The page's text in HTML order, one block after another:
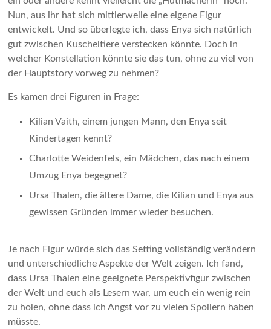
Nun, aus ihr hat sich mittlerweile eine eigene Figur
entwickelt. Und so überlegte ich, dass Enya sich natürlich
gut zwischen Kuscheltiere verstecken könnte. Doch in
welcher Konstellation könnte sie das tun, ohne zu viel von
der Hauptstory vorweg zu nehmen?
Es kamen drei Figuren in Frage:
Kilian Vaith, einem jungen Mann, den Enya seit
Kindertagen kennt?
Charlotte Weidenfels, ein Mädchen, das nach einem
Umzug Enya begegnet?
Ursa Thalen, die ältere Dame, die Kilian und Enya aus
gewissen Gründen immer wieder besuchen.
Je nach Figur würde sich das Setting vollständig verändern
und unterschiedliche Aspekte der Welt zeigen. Ich fand,
dass Ursa Thalen eine geeignete Perspektivfigur zwischen
der Welt und euch als Lesern war, um euch ein wenig rein
zu holen, ohne dass ich Angst vor zu vielen Spoilern haben
müsste.